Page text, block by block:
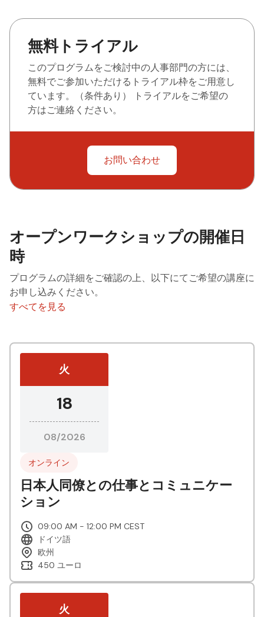
無料トライアル
このプログラムをご検討中の人事部門の方には、
無料でご参加いただけるトライアル枠をご用意し
ています。（条件あり） トライアルをご希望の
方はご連絡ください。
お問い合わせ
オープンワークショップの開催日
時
プログラムの詳細をご確認の上、以下にてご希望の講座に
お申し込みください。
すべてを見る
火
18
08/2026
オンライン
日本人同僚との仕事とコミュニケー
ション
09:00 AM - 12:00 PM CEST
ドイツ語
欧州
450 ユーロ
火